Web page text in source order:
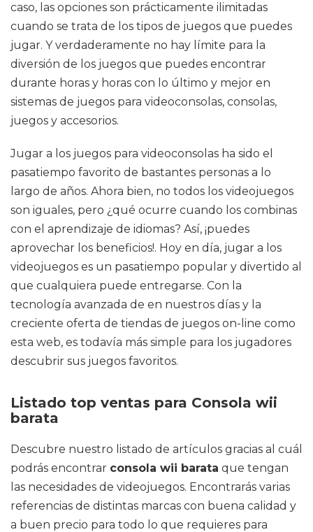
caso, las opciones son prácticamente ilimitadas
cuando se trata de los tipos de juegos que puedes
jugar. Y verdaderamente no hay límite para la
diversión de los juegos que puedes encontrar
durante horas y horas con lo último y mejor en
sistemas de juegos para videoconsolas, consolas,
juegos y accesorios.
Jugar a los juegos para videoconsolas ha sido el
pasatiempo favorito de bastantes personas a lo
largo de años. Ahora bien, no todos los videojuegos
son iguales, pero ¿qué ocurre cuando los combinas
con el aprendizaje de idiomas? Así, ¡puedes
aprovechar los beneficios!. Hoy en día, jugar a los
videojuegos es un pasatiempo popular y divertido al
que cualquiera puede entregarse. Con la
tecnología avanzada de en nuestros días y la
creciente oferta de tiendas de juegos on-line como
esta web, es todavía más simple para los jugadores
descubrir sus juegos favoritos.
Listado top ventas para Consola wii
barata
Descubre nuestro listado de artículos gracias al cuál
podrás encontrar consola wii barata que tengan
las necesidades de videojuegos. Encontrarás varias
referencias de distintas marcas con buena calidad y
a buen precio para todo lo que requieres para